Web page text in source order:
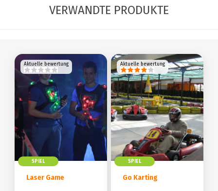
VERWANDTE PRODUKTE
SPIEL
Laser Game
Aktuelle bewertung
SPIEL
Go Karting
Aktuelle bewertung